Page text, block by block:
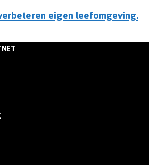
eigen leefomgeving.